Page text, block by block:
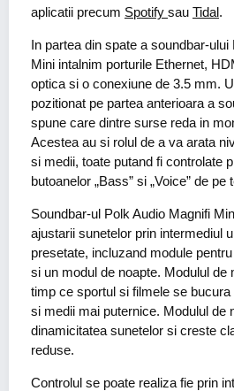
aplicatii precum Spotify sau Tidal.
In partea din spate a soundbar-ului
Mini intalnim porturile Ethernet,
optica si o conexiune de 3.5 mm.
pozitionat pe partea anterioara a
spune care dintre surse reda in
Acestea au si rolul de a va arata
si medii, toate putand fi controlate
butoanelor „Bass” si „Voice” de pe
Soundbar-ul Polk Audio Magnifi
ajustarii sunetelor prin intermediul
presetate, incluzand module
si un modul de noapte. Modulul de
timp ce sportul si filmele se
si medii mai puternice. Modulul de
dinamicitatea sunetelor si creste
reduse.
Controlul se poate realiza fie prin